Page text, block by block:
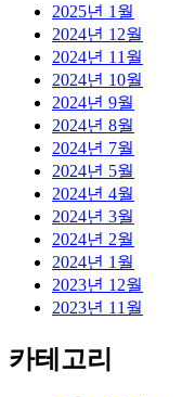
2025년 1월
2024년 12월
2024년 11월
2024년 10월
2024년 9월
2024년 8월
2024년 7월
2024년 5월
2024년 4월
2024년 3월
2024년 2월
2024년 1월
2023년 12월
2023년 11월
카테고리